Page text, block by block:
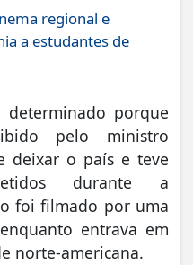
regional e
a estudantes de
porque
pelo ministro
deixar o país e teve
durante a
foi filmado por uma
entrava em
norte-americana.